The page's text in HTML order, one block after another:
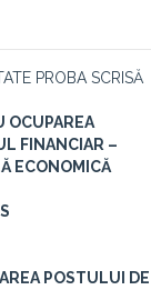
PROBA SCRISĂ
OCUPAREA
FINANCIAR –
ECONOMICĂ
POSTULUI DE